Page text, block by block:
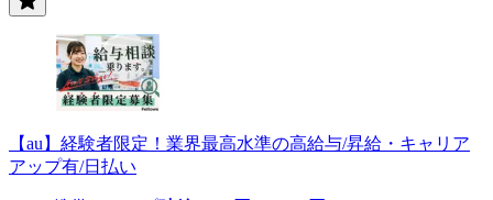
【au】経験者限定！業界最高水準の高給与/昇給・キャリア
アップ有/日払い